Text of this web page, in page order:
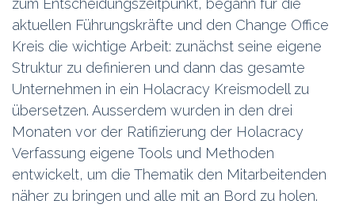
zum Entscheidungszeitpunkt, begann für die
aktuellen Führungskräfte und den Change Office
Kreis die wichtige Arbeit: zunächst seine eigene
Struktur zu definieren und dann das gesamte
Unternehmen in ein Holacracy Kreismodell zu
übersetzen. Ausserdem wurden in den drei
Monaten vor der Ratifizierung der Holacracy
Verfassung eigene Tools und Methoden
entwickelt, um die Thematik den Mitarbeitenden
näher zu bringen und alle mit an Bord zu holen.